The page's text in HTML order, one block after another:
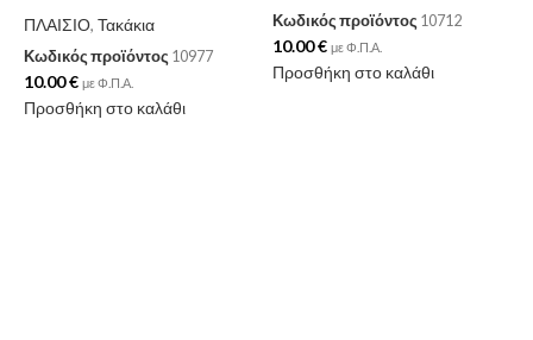
ΠΛΑΙΣΙΟ, Τακάκια
Κωδικός προϊόντος 10977
10.00€ με Φ.Π.Α.
Προσθήκη στο καλάθι
Κωδικός προϊόντος 10712
10.00€ με Φ.Π.Α.
Προσθήκη στο καλάθι